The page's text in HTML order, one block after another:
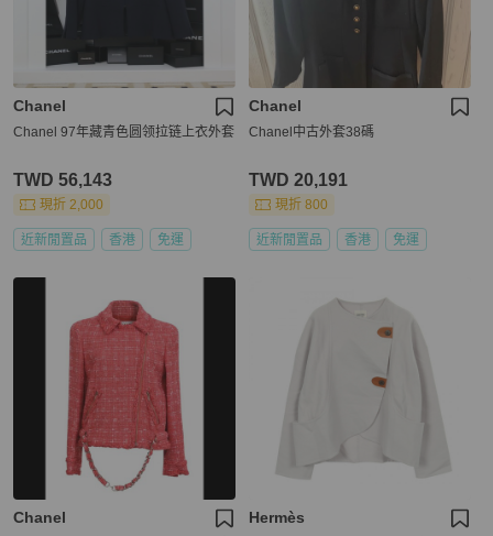
Chanel
Chanel 97年藏青色圆领拉链上衣外套
TWD 56,143
現折 2,000
近新閒置品 香港 免運
Chanel
Chanel中古外套38碼
TWD 20,191
現折 800
近新閒置品 香港 免運
Chanel Hermès